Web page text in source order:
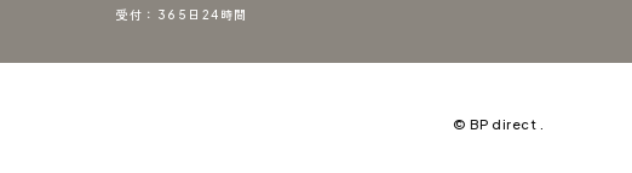
受付：365日24時間
© BP direct .